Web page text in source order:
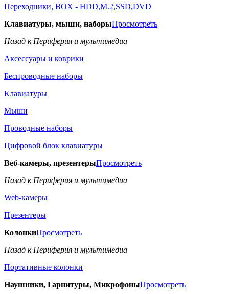
Переходники, BOX - HDD,M.2,SSD,DVD
Клавиатуры, мыши, наборыПросмотреть
Назад к Периферия и мультимедиа
Аксессуары и коврики
Беспроводные наборы
Клавиатуры
Мыши
Проводные наборы
Цифровой блок клавиатуры
Веб-камеры, презентерыПросмотреть
Назад к Периферия и мультимедиа
Web-камеры
Презентеры
КолонкиПросмотреть
Назад к Периферия и мультимедиа
Портативные колонки
Наушники, Гарнитуры, МикрофоныПросмотреть